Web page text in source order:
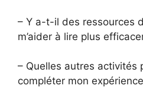
– Y a-t-il des ressources
m’aider à lire plus
– Quelles autres activités
compléter mon